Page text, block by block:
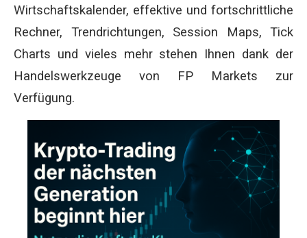
Wirtschaftskalender, effektive und fortschrittliche
Rechner, Trendrichtungen, Session Maps, Tick
Charts und vieles mehr stehen Ihnen dank der
Handelswerkzeuge von FP Markets zur
Verfügung.